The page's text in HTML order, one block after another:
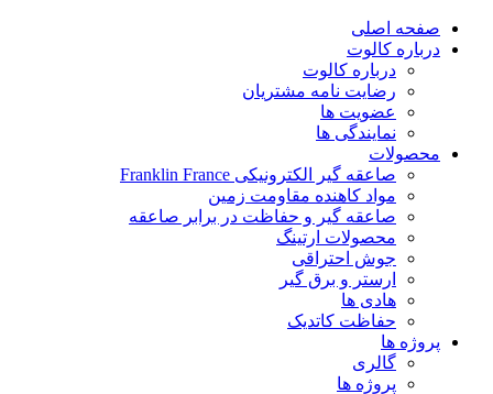
پرش
صفحه اصلی
درباره کالوت
درباره کالوت
رضایت نامه مشتریان
عضویت ها
نمایندگی ها
محصولات
صاعقه گیر الکترونیکی Franklin France
مواد کاهنده مقاومت زمین
صاعقه گیر و حفاظت در برابر صاعقه
محصولات ارتینگ
جوش احتراقی
ارستر و برق گیر
هادی ها
حفاظت کاتدیک
پروژه ها
گالری
پروژه ها